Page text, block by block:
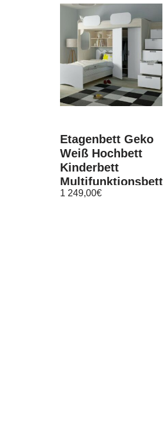
Etagenbett Geko
Weiß Hochbett
Kinderbett
Multifunktionsbett
Kinderzimmer
1 249,00€